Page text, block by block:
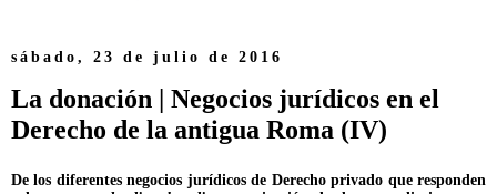
sábado, 23 de julio de 2016
La donación | Negocios jurídicos en el
Derecho de la antigua Roma (IV)
De los diferentes negocios jurídicos de Derecho privado que responden